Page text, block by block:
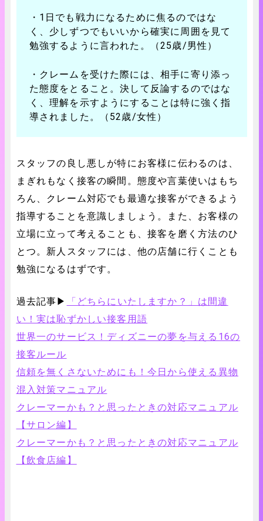
・1日でも戦力になるために焦るのではな
く、少しずつでもいいから確実に周囲を見て
勉強するように言われた。（25歳/男性）
・クレームを受けた際には、相手に寄り添っ
た態度をとること。決して反論するのではな
く、理解を示すようにすることは特に強く指
導されました。（52歳/女性）
スタッフの良し悪しが特にお客様に伝わるのは、
まぎれもなく接客の瞬間。態度や言葉使いはもち
ろん、クレーム対応でも最適な接客ができるよう
指導することを意識しましょう。また、お客様の
立場に立って考えることも、接客を磨く方法のひ
とつ。新人スタッフには、他の店舗に行くことも
勉強になるはずです。
過去記事▶
「どちらにいたしますか？」は間違
い！実は恥ずかしい接客用語
世界一のサービス！ディズニーの夢を与える16の
接客ルール
信頼を無くさないためにも！今日から使える異物
混入対策マニュアル
クレーマーかも？と思ったときの対応マニュアル
【サロン編】
クレーマーかも？と思ったときの対応マニュアル
【飲食店編】